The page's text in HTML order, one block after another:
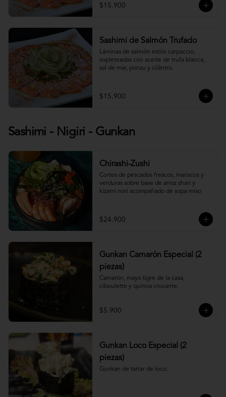
$15.900
Sashimi de Salmón Trufado
Láminas de salmón estilo carpaccio,
sopleteadas con aceite de trufa blanca,
sal de mar, ponzu y cilántro.
$15.900
Sashimi - Nigiri - Gunkan
Chirashi-Zushi
Cortes de pescados frescos, mariscos y
verduras sobre base de arroz shari y
kizami nori acompañado de sopa miso
$24.900
Gunkan Camarón Especial (2
piezas)
Camarón, mayo tigre de la casa,
ciboulette y quinoa crocante.
$5.900
Gunkan Loco Especial (2
piezas)
Gunkan de tartar de loco.